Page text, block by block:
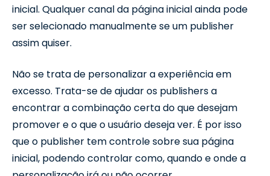
inicial. Qualquer canal da página inicial ainda pode
ser selecionado manualmente se um publisher
assim quiser.
Não se trata de personalizar a experiência em
excesso. Trata-se de ajudar os publishers a
encontrar a combinação certa do que desejam
promover e o que o usuário deseja ver. É por isso
que o publisher tem controle sobre sua página
inicial, podendo controlar como, quando e onde a